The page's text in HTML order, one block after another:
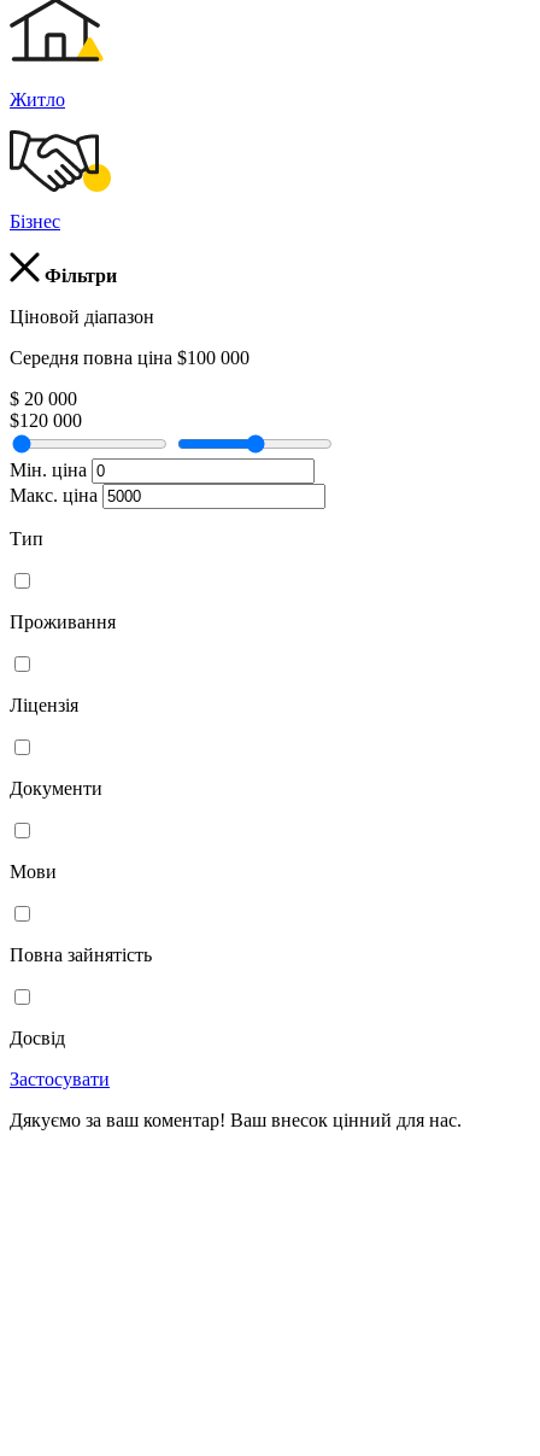
Житло
Бізнес
Фільтри
Ціновой діапазон
Середня повна ціна $100 000
$ 20 000
$120 000
Мін. ціна
Макс. ціна
Тип
Проживання
Ліцензія
Документи
Мови
Повна зайнятість
Досвід
Застосувати
Дякуємо за ваш коментар! Ваш внесок цінний для нас.